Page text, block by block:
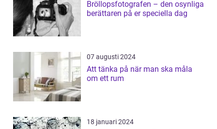
Bröllopsfotografen – den osynliga
berättaren på er speciella dag
07 augusti 2024
Att tänka på när man ska måla
om ett rum
18 januari 2024